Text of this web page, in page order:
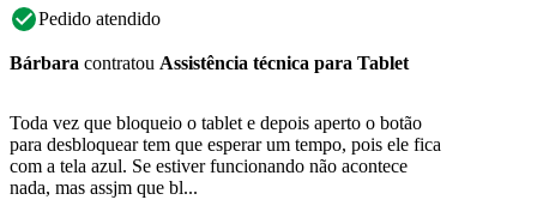
Pedido atendido
Bárbara contratou Assistência técnica para Tablet
Toda vez que bloqueio o tablet e depois aperto o botão
para desbloquear tem que esperar um tempo, pois ele fica
com a tela azul. Se estiver funcionando não acontece
nada, mas assjm que bl...